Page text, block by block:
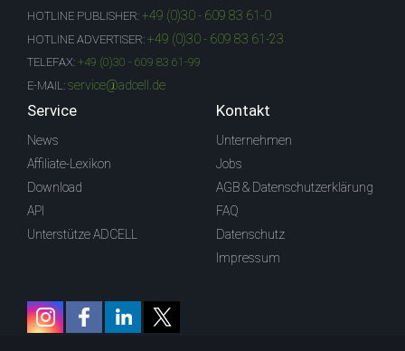
HOTLINE PUBLISHER: +49 (0)30 - 609 83 61-0
HOTLINE ADVERTISER: +49 (0)30 - 609 83 61-23
TELEFAX: +49 (0)30 - 609 83 61-99
E-MAIL: service@adcell.de
Service
News
Affiliate-Lexikon
Download
API
Unterstütze ADCELL
Kontakt
Unternehmen
Jobs
AGB & Datenschutzerklärung
FAQ
Datenschutz
Impressum